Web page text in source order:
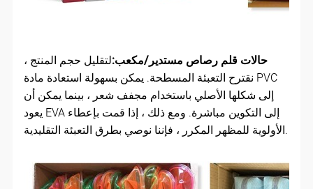
حالات قلم رصاص مستدير/مكعب:لتقليل حجم المنتج ،
نقترح التعبئة المسطحة. يمكن بسهولة استعادة مادة PVC
إلى شكلها الأصلي باستخدام مجفف شعر ، بينما يمكن أن
يعود EVA إلى التكوين مباشرة. ومع ذلك ، إذا قمت بإعطاء
الأولوية للمظهر المكرر ، فإننا نوصي بطرق التعبئة التقليدية.